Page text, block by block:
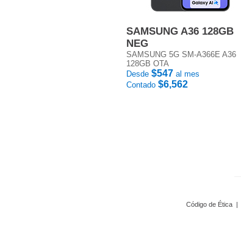
SAMSUNG A36 128GB
NEG
SAMSUNG 5G SM-A366E A36
128GB OTA
Desde $547 al mes
Contado $6,562
Código de Ética |